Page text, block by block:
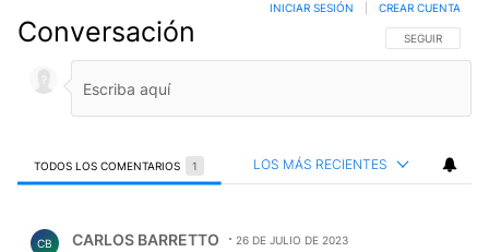
Conversación SIGA ESTA
SEGUIR
INICIAR SESIÓN CREAR CUENTA
TODOS LOS COMENTARIOS 1 LOS MÁS RECIENTES
CB CARLOS BARRETTO 26 DE JULIO DE 2023